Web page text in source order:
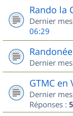
Rando la
Dernier
06:29
Dernier
GTMC en
Dernier
Réponses : 5